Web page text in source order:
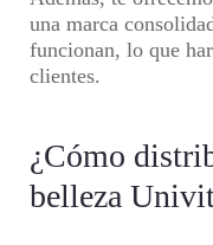
una marca
funcionan, lo que
clientes.
¿Cómo
belleza